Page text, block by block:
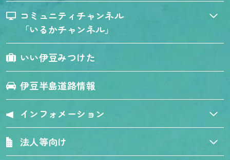
コミュニティチャンネル
「いるかチャンネル」
いい伊豆みつけた
伊豆半島道路情報
インフォメーション
法人等向け